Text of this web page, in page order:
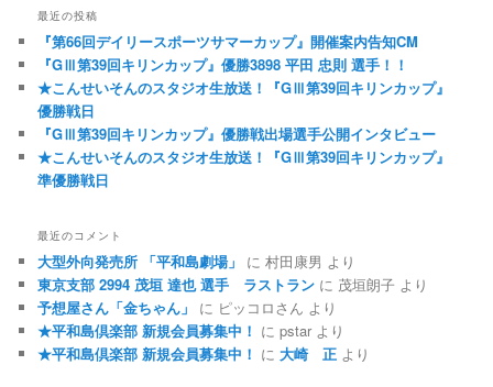
最近の投稿
『第66回デイリースポーツサマーカップ』開催案内告知CM
『GⅢ第39回キリンカップ』優勝3898 平田 忠則 選手！！
★こんせいそんのスタジオ生放送！『GⅢ第39回キリンカップ』
優勝戦日
『GⅢ第39回キリンカップ』優勝戦出場選手公開インタビュー
★こんせいそんのスタジオ生放送！『GⅢ第39回キリンカップ』
準優勝戦日
最近のコメント
大型外向発売所 「平和島劇場」 に村田康男 より
東京支部 2994 茂垣 達也 選手 ラストラン に 茂垣朗子 より
予想屋さん「金ちゃん」
に ピッコロさん より
★平和島倶楽部 新規会員募集中！ にpstar より
★平和島倶楽部 新規会員募集中！ に大崎 正 より